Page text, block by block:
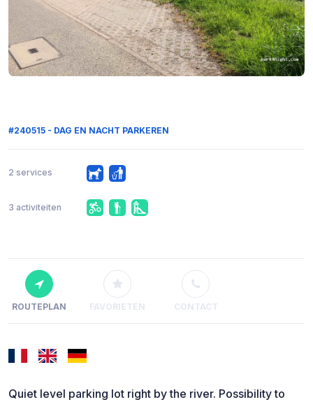
#240515 - DAG EN NACHT PARKEREN
2 services
3 activiteiten
ROUTEPLAN FAVORIETEN CONTACT
Quiet level parking lot right by the river. Possibility to